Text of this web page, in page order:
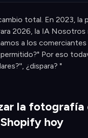
total. En 2023, la
2026, la IA Nosotros
a los
Por eso
¿dispara? "
la fotografía
hoy